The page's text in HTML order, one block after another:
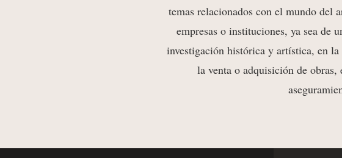
temas relacionados con el mundo del
empresas o instituciones, ya sea de
investigación histórica y artística, en la
la venta o adquisición de